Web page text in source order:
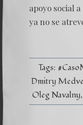
apoyo social
ya no se
Tags:
Dmitry
Oleg Navalny